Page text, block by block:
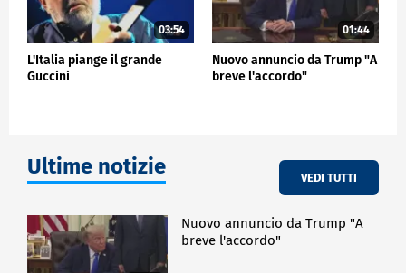
03:54
L'Italia piange il grande
Guccini
01:44
Nuovo annuncio da Trump "A
breve l'accordo"
Ultime notizie VEDI TUTTI
Nuovo annuncio da Trump "A
breve l'accordo"